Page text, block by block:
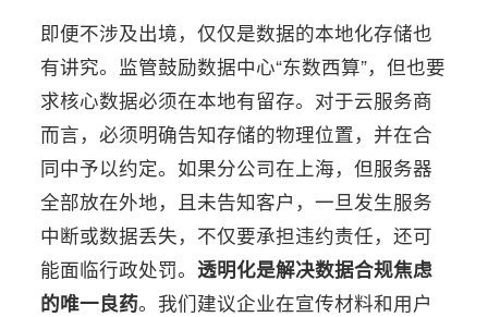
即便不涉及出境，仅仅是数据的本地化存储也
有讲究。监管鼓励数据中心“东数西算”，但也要
求核心数据必须在本地有留存。对于云服务商
而言，必须明确告知存储的物理位置，并在合
同中予以约定。如果分公司在上海，但服务器
全部放在外地，且未告知客户，一旦发生服务
中断或数据丢失，不仅要承担违约责任，还可
能面临行政处罚。 透明化是解决数据合规焦虑
的唯一良药。我们建议企业在宣传材料和用户